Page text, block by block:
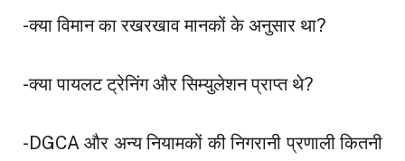
-क्या विमान का रखरखाव मानकों के अनुसार था?
-क्या पायलट ट्रेनिंग और सिम्युलेशन प्राप्त थे?
-DGCA और अन्य नियामकों की निगरानी प्रणाली कितनी